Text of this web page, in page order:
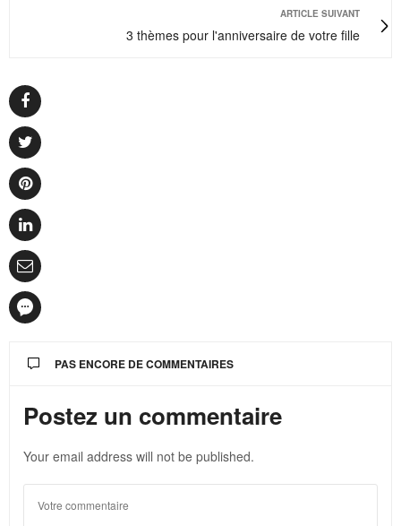
ARTICLE SUIVANT
3 thèmes pour l'anniversaire de votre fille
PAS ENCORE DE COMMENTAIRES
Postez un commentaire
Your email address will not be published.